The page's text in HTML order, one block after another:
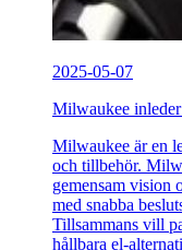
2025-05-07
Milwaukee inleder
Milwaukee är en
och tillbehör.
gemensam vision
med snabba
Tillsammans vill
hållbara el-